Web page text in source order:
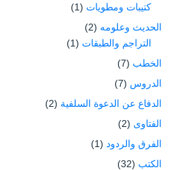
كتيبات ومطويات (1)
الحديث وعلومه (2)
التراجم والطبقات (1)
الخطب (7)
الدروس (7)
الدفاع عن الدعوة السلفية (2)
الفتاوى (2)
الفرق والردود (1)
الكتب (32)